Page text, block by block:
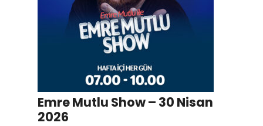
Emre Mutlu Show – 30 Nisan
2026